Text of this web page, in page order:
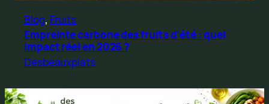
Blog, Fruits
Empreinte carbone des fruits d’été : quel
impact réel en 2026 ?
Desbeauxplats